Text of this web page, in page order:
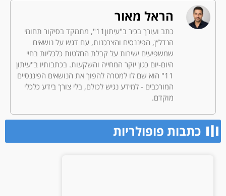
הראל מאור
כתב ועורך בכיר ב"עיתון11", מתמקד בסיקור תחומי
הנדל״ן, הפיננסים והצרכנות, עם דגש על נושאים
שמשפיעים ישירות על קבלת החלטות כלכליות בחיי
היום-יום כגון יוקר המחייה והשקעות. בכתבותיו ב"עיתון
11" הוא שם לו למטרה להפוך את הנושאים הפיננסיים
המורכבים - למידע נגיש לכולם, בלי צורך בידע כלכלי
מוקדם.
כתבות פופולריות​